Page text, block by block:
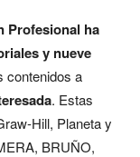
Profesional ha
y nueve
contenidos a
. Estas
Hill, Planeta y
BRUÑO,